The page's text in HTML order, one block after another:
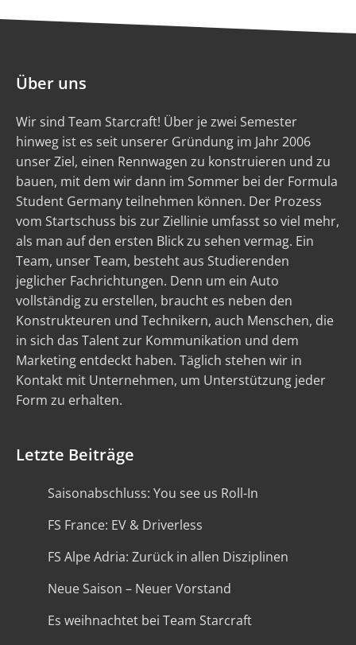
Über uns
Wir sind Team Starcraft! Über je zwei Semester
hinweg ist es seit unserer Gründung im Jahr 2006
unser Ziel, einen Rennwagen zu konstruieren und zu
bauen, mit dem wir dann im Sommer bei der Formula
Student Germany teilnehmen können. Der Prozess
vom Startschuss bis zur Ziellinie umfasst so viel mehr,
als man auf den ersten Blick zu sehen vermag. Ein
Team, unser Team, besteht aus Studierenden
jeglicher Fachrichtungen. Denn um ein Auto
vollständig zu erstellen, braucht es neben den
Konstrukteuren und Technikern, auch Menschen, die
in sich das Talent zur Kommunikation und dem
Marketing entdeckt haben. Täglich stehen wir in
Kontakt mit Unternehmen, um Unterstützung jeder
Form zu erhalten.
Letzte Beiträge
Saisonabschluss: You see us Roll-In
FS France: EV & Driverless
FS Alpe Adria: Zurück in allen Disziplinen
Neue Saison – Neuer Vorstand
Es weihnachtet bei Team Starcraft